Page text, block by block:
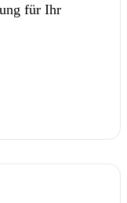
für Ihr